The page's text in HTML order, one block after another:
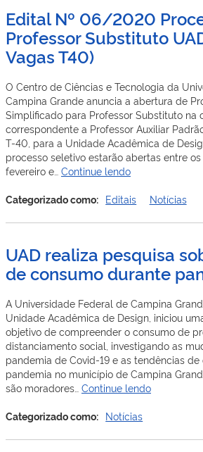
Edital Nº 06/2020
Professor Substituto
Vagas T40)
O Centro de Ciências e Tecnologia da
Campina Grande anuncia a abertura de
Simplificado para Professor Substituto na
correspondente a Professor Auxiliar
T-40, para a Unidade Acadêmica de
processo seletivo estarão abertas entre os
fevereiro e… Continue lendoEdital
06/2020
Seletivo
Substituto
UAD
2021
(2
Vagas
T40)
Categorizado como: Editais Notícias
UAD realiza pesquisa
de consumo durante
A Universidade Federal de Campina
Unidade Acadêmica de Design, iniciou
objetivo de compreender o consumo de
distanciamento social, investigando as
pandemia de Covid-19 e as tendências
pandemia no município de Campina
são moradores… Continue lendoUAD
hábitos
Categorizado como: Notícias